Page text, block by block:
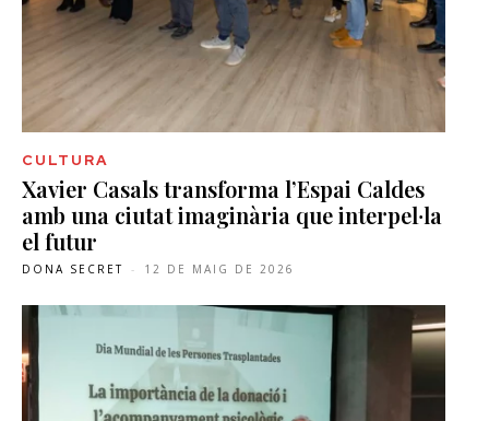
CULTURA
Xavier Casals transforma l’Espai Caldes
amb una ciutat imaginària que interpel·la
el futur
DONA SECRET - 12 DE MAIG DE 2026